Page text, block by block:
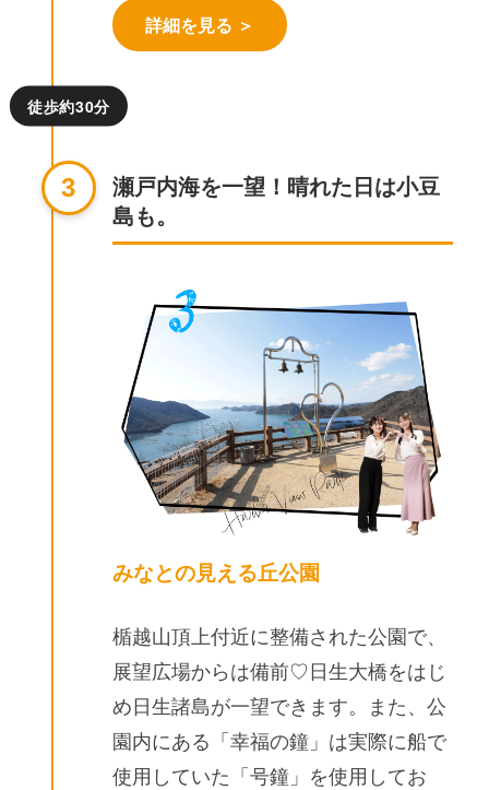
詳細を見る ＞
徒歩約30分
3
瀬戸内海を一望！晴れた日は小豆
島も。
みなとの見える丘公園
楯越山頂上付近に整備された公園で、
展望広場からは備前♡日生大橋をはじ
め日生諸島が一望できます。また、公
園内にある「幸福の鐘」は実際に船で
使用していた「号鐘」を使用してお